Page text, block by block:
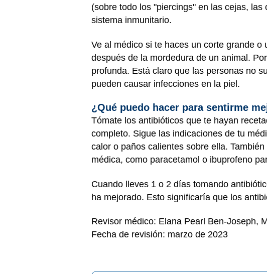
(sobre todo los "piercings" en las cejas,
sistema inmunitario.
Ve al médico si te haces un corte grande
después de la mordedura de un animal.
profunda. Está claro que las personas no
pueden causar infecciones en la piel.
¿Qué puedo hacer para sentirme
Tómate los antibióticos que te hayan
completo. Sigue las indicaciones de tu
calor o paños calientes sobre ella.
médica, como paracetamol o ibuprofeno
Cuando lleves 1 o 2 días tomando
ha mejorado. Esto significaría que los
Revisor médico: Elana Pearl Ben-Joseph,
Fecha de revisión: marzo de 2023